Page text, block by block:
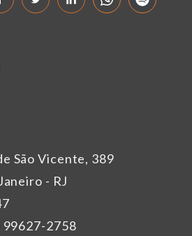
São Vicente, 389
- RJ
99627-2758